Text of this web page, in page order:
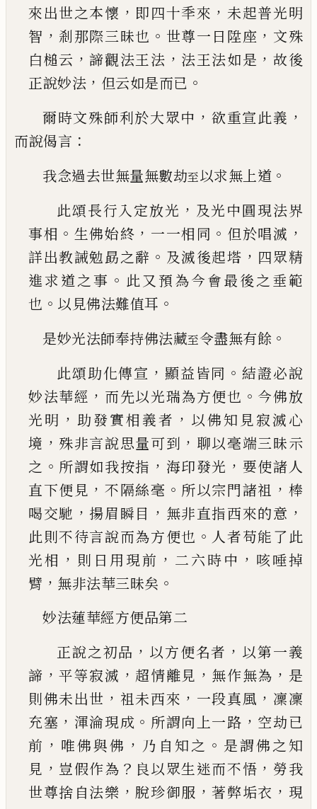
來出世之本懷 ， 即四十秊來 ， 未起普光明
智 ， 剎那際三昧也 。 世尊一日 陞座 ， 文殊
白槌云 ，諦觀法王法 ， 法王法如是 ， 故後
正說妙法 ， 但云如是而已 。
爾時文殊師利於大眾中 ， 欲重宣此義 ，
而說偈言 ：
我念過去世無量無數劫至以求無上道 。
此頌長行入定放光 ， 及光中圓現法界
事相 。 生佛始終 ， 一一相同 。 但於唱滅 ，
詳出教誡勉勗之辭 。 及滅後起塔 ， 四眾精
進求道之事 。 此又預為今會最後之垂範
也 。 以見佛法難值耳 。
是妙光法師奉持佛法藏至令盡無有餘 。
此頌助化傳宣 ， 顯益皆同 。結證必說
妙法華經 ， 而先以光瑞為方便也 。 今佛放
光明 ， 助發實相義者 ， 以佛知見寂滅心
境 ， 殊非言說思量可到 ， 聊以毫端三昧示
之 。 所謂如我按指 ， 海印發光 ， 要使諸人
直下便見 ，不隔絲毫 。 所以宗門諸祖 ， 棒
喝交馳 ， 揚眉瞬目 ， 無非直指西來的意 ，
此則不待言說而為方便也 。 人者苟能了此
光相 ， 則日用現前 ， 二六時中 ， 咳唾掉
臂 ， 無非法華三昧矣 。
妙法蓮華經方便品第二
正說之初品 ， 以方便名者 ， 以第一義
諦 ，平等寂滅 ， 超情離見 ， 無作無為 ， 是
則佛未出世 ， 祖未西來 ， 一段真風 ， 凜凜
充塞 ， 渾淪現成 。 所謂向上一路 ， 空劫已
前 ， 唯佛與佛 ， 乃自知之 。 是謂佛之知
見 ， 豈假作為 ？ 良以眾生迷而不悟 ， 勞我
世尊捨自法樂 ， 脫珍御服 ，著弊垢衣 ， 現